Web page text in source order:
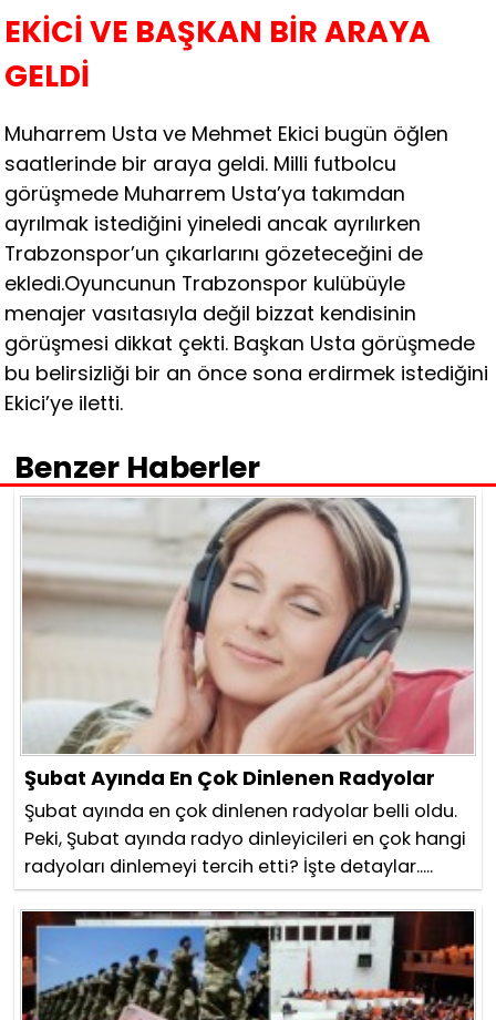
EKİCİ VE BAŞKAN BİR ARAYA
GELDİ
Muharrem Usta ve Mehmet Ekici bugün öğlen
saatlerinde bir araya geldi. Milli futbolcu
görüşmede Muharrem Usta’ya takımdan
ayrılmak istediğini yineledi ancak ayrılırken
Trabzonspor’un çıkarlarını gözeteceğini de
ekledi.Oyuncunun Trabzonspor kulübüyle
menajer vasıtasıyla değil bizzat kendisinin
görüşmesi dikkat çekti. Başkan Usta görüşmede
bu belirsizliği bir an önce sona erdirmek istediğini
Ekici’ye iletti.
Benzer Haberler
Şubat Ayında En Çok Dinlenen Radyolar
Şubat ayında en çok dinlenen radyolar belli oldu.
Peki, Şubat ayında radyo dinleyicileri en çok hangi
radyoları dinlemeyi tercih etti? İşte detaylar.....